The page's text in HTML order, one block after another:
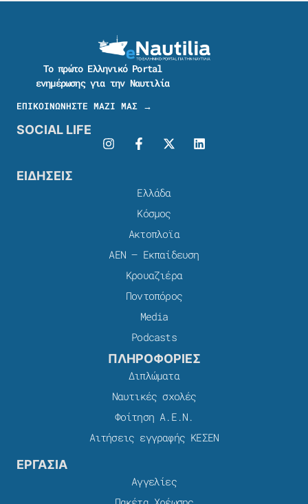
Το πρώτο Ελληνικό Portal
ενημέρωσης για την Ναυτιλία
ΕΠΙΚΟΙΝΩΝΗΣΤΕ ΜΑΖΙ ΜΑΣ →
SOCIAL LIFE
ΕΙΔΗΣΕΙΣ
Ελλάδα
Κόσμος
Ακτοπλοϊα
ΑΕΝ – Εκπαίδευση
Κρουαζιέρα
Ποντοπόρος
Media
Podcasts
ΠΛΗΡΟΦΟΡΙΕΣ
Διπλώματα
Ναυτικές σχολές
Φοίτηση Α.Ε.Ν.
Αιτήσεις εγγραφής ΚΕΣΕΝ
ΕΡΓΑΣΙΑ
Αγγελίες